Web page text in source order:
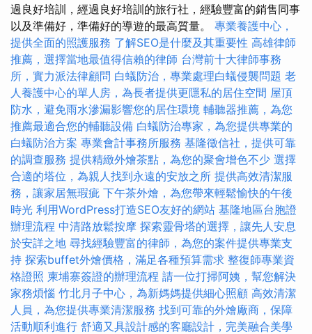
過良好培訓，經過良好培訓的旅行社，經驗豐富的銷售同事
以及準備好，準備好的導遊的最高質量。 專業養護中心，
提供全面的照護服務 了解SEO是什麼及其重要性 高雄律師
推薦，選擇當地最值得信賴的律師 台灣前十大律師事務
所，實力派法律顧問 白蟻防治，專業處理白蟻侵襲問題 老
人養護中心的單人房，為長者提供更隱私的居住空間 屋頂
防水，避免雨水滲漏影響您的居住環境 輔聽器推薦，為您
推薦最適合您的輔聽設備 白蟻防治專家，為您提供專業的
白蟻防治方案 專業會計事務所服務 基隆徵信社，提供可靠
的調查服務 提供精緻外燴茶點，為您的聚會增色不少 選擇
合適的塔位，為親人找到永遠的安放之所 提供高效清潔服
務，讓家居無瑕疵 下午茶外燴，為您帶來輕鬆愉快的午後
時光 利用WordPress打造SEO友好的網站 基隆地區台胞證
辦理流程 中清路放鬆按摩 探索靈骨塔的選擇，讓先人安息
於安詳之地 尋找經驗豐富的律師，為您的案件提供專業支
持 探索buffet外燴價格，滿足各種預算需求 整復師專業資
格證照 柬埔寨簽證的辦理流程 請一位打掃阿姨，幫您解決
家務煩惱 竹北月子中心，為新媽媽提供細心照顧 高效清潔
人員，為您提供專業清潔服務 找到可靠的外燴廠商，保障
活動順利進行 舒適又具設計感的客廳設計，完美融合美學